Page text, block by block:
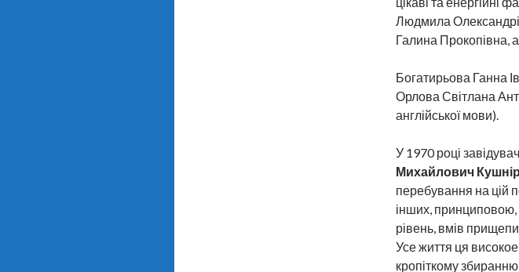
Людмила
Галина Прокопівна,
Богатирьова Ганна
Орлова Світлана
англійської мови).
У 1970 році
Михайлович Кушнір
перебування на цій
інших, принциповою,
рівень, вмів
Усе життя ця
кропіткому